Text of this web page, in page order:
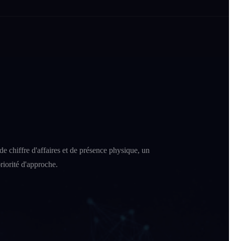
chiffre d'affaires et de présence physique, un
d'approche.